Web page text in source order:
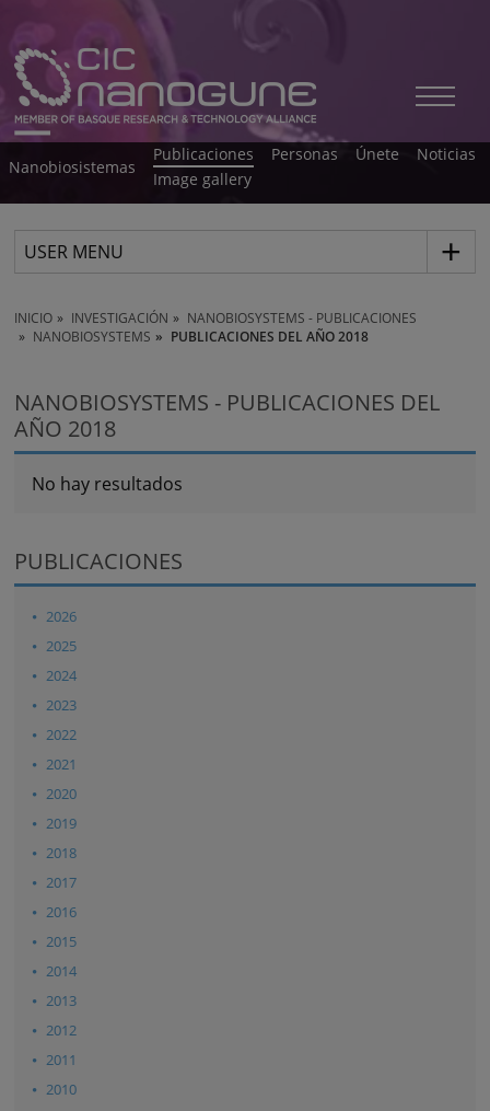
Nanobiosistemas
Publicaciones Personas Únete
Noticias
Image gallery
USER MENU
INICIO INVESTIGACIÓN
NANOBIOSYSTEMS - PUBLICACIONES
NANOBIOSYSTEMS
PUBLICACIONES DEL AÑO 2018
NANOBIOSYSTEMS - PUBLICACIONES DEL
AÑO 2018
No hay resultados
PUBLICACIONES
2026
2025
2024
2023
2022
2021
2020
2019
2018
2017
2016
2015
2014
2013
2012
2011
2010